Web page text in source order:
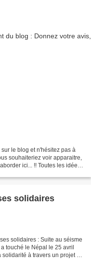
le blog et n'hésitez pas à
souhaiteriez voir apparaitre,
ici... !! Toutes les idées
solidaires
solidaires : Suite au séisme
touché le Népal le 25 avril
à travers un projet de